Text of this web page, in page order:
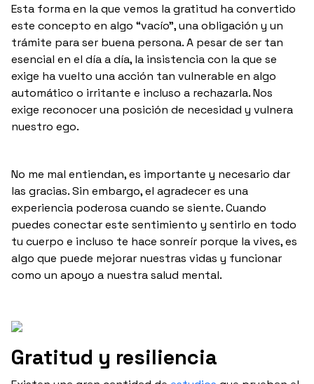
Esta forma en la que vemos la gratitud ha convertido
este concepto en algo “vacío”, una obligación y un
trámite para ser buena persona. A pesar de ser tan
esencial en el día a día, la insistencia con la que se
exige ha vuelto una acción tan vulnerable en algo
automático o irritante e incluso a rechazarla. Nos
exige reconocer una posición de necesidad y vulnera
nuestro ego.
No me mal entiendan, es importante y necesario dar
las gracias. Sin embargo, el agradecer es una
experiencia poderosa cuando se siente. Cuando
puedes conectar este sentimiento y sentirlo en todo
tu cuerpo e incluso te hace sonreír porque la vives, es
algo que puede mejorar nuestras vidas y funcionar
como un apoyo a nuestra salud mental.
Gratitud y resiliencia